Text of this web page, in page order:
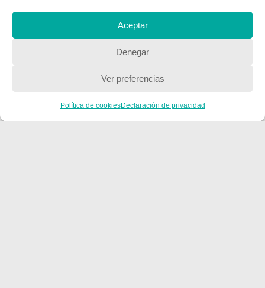
Aceptar
Denegar
Ver preferencias
Política de cookiesDeclaración de privacidad